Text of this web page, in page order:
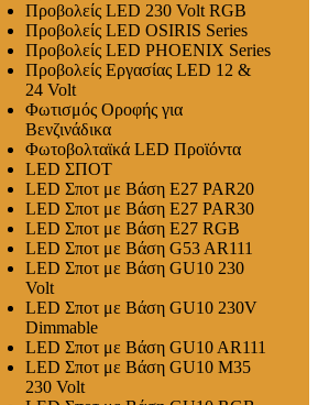
Προβολείς LED 230 Volt RGB
Προβολείς LED OSIRIS Series
Προβολείς LED PHOENIX Series
Προβολείς Εργασίας LED 12 &
24 Volt
Φωτισμός Οροφής για
Βενζινάδικα
Φωτοβολταϊκά LED Προϊόντα
LED ΣΠΟΤ
LED Σποτ με Βάση E27 PAR20
LED Σποτ με Βάση E27 PAR30
LED Σποτ με Βάση E27 RGB
LED Σποτ με Βάση G53 AR111
LED Σποτ με Βάση GU10 230
Volt
LED Σποτ με Βάση GU10 230V
Dimmable
LED Σποτ με Βάση GU10 AR111
LED Σποτ με Βάση GU10 M35
230 Volt